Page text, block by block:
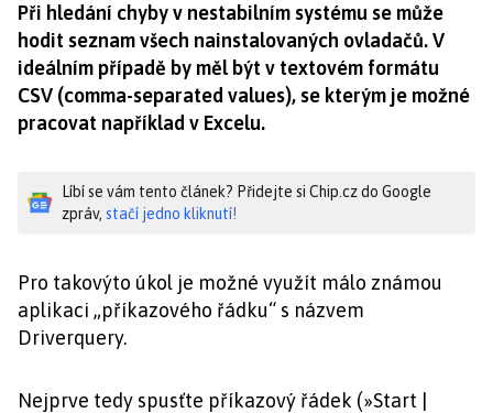
Při hledání chyby v nestabilním systému se může
hodit seznam všech nainstalovaných ovladačů. V
ideálním případě by měl být v textovém formátu
CSV (comma-separated values), se kterým je možné
pracovat například v Excelu.
Líbí se vám tento článek? Přidejte si Chip.cz do Google
zpráv, stačí jedno kliknutí!
Pro takovýto úkol je možné využít málo známou
aplikaci „příkazového řádku“ s názvem
Driverquery.
Nejprve tedy spusťte příkazový řádek (»Start |